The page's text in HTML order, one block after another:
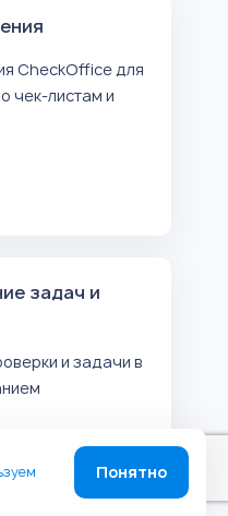
CheckOffice для
чек-листам и
задач и
и задачи в
Понятно